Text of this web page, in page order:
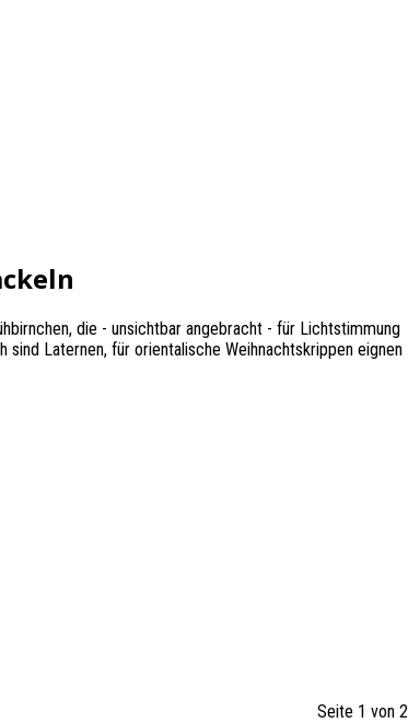
die - unsichtbar angebracht - für Lichtstimmung
Laternen, für orientalische Weihnachtskrippen eignen
Seite 1 von 2